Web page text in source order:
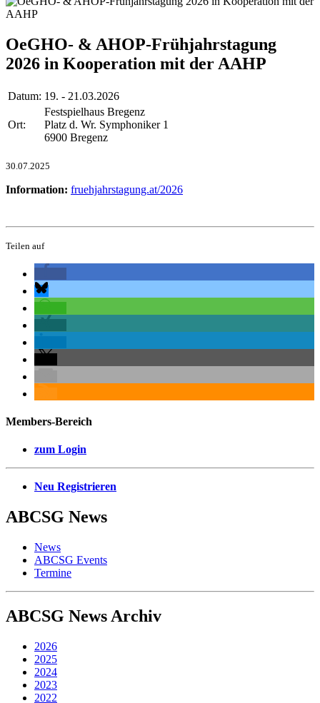
OeGHO- & AHOP-Frühjahrstagung
2026 in Kooperation mit der AAHP
Datum: 19. - 21.03.2026
Ort:
Festspielhaus Bregenz
Platz d. Wr. Symphoniker 1
6900 Bregenz
30.07.2025
Information: fruehjahrstagung.at/2026
Teilen auf
Members-Bereich
zum Login
Neu Registrieren
ABCSG News
News
ABCSG Events
Termine
ABCSG News Archiv
2026
2025
2024
2023
2022